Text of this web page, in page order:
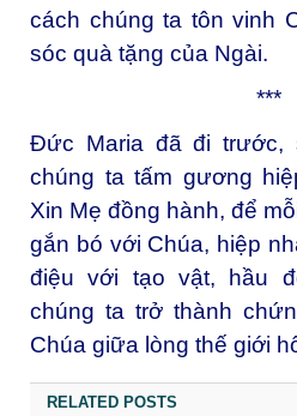
cách chúng ta tôn vinh
sóc quà tặng của Ngài.
***
Đức Maria đã đi trước,
chúng ta tấm gương
Xin Mẹ đồng hành, để
gắn bó với Chúa, hiệp
điệu với tạo vật, hầu
chúng ta trở thành
Chúa giữa lòng thế giới
RELATED POSTS